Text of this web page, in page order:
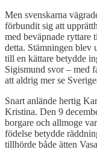
Men svenskarna
förbundit sig att
med beväpnade ryttare
detta. Stämningen blev
till en kättare betydde
Sigismund svor – med
att aldrig mer se
Snart anlände hertig
Kristina. Den 9
borgare och allmoge
födelse betydde
tillhörde både ätten